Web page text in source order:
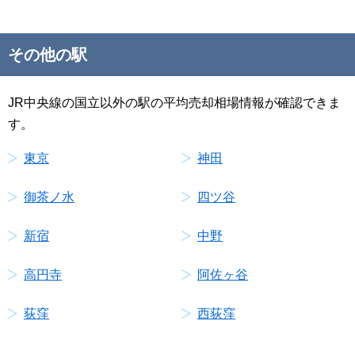
その他の駅
JR中央線の国立以外の駅の平均売却相場情報が確認できま
す。
東京 神田
御茶ノ水 四ツ谷
新宿 中野
高円寺 阿佐ヶ谷
荻窪 西荻窪